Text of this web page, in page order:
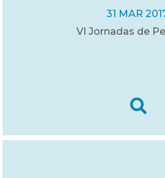
31 MAR
VI Jornadas de